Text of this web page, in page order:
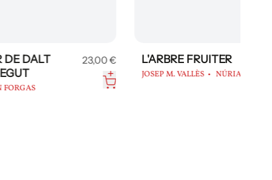
23,00 € L'ARBRE FRUITER
JOSEP M. VALLÈS NÚRIA CUCH
24,50 €